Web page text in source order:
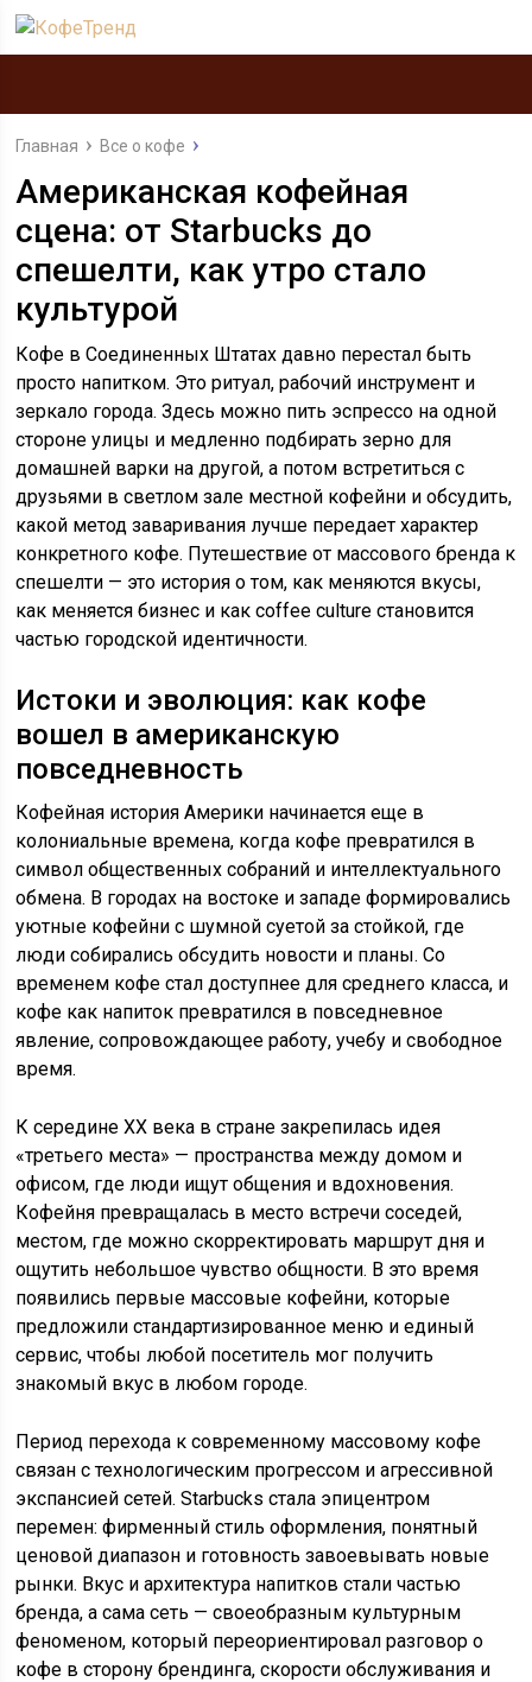
Главная Все о кофе
Американская кофейная
сцена: от Starbucks до
спешелти, как утро стало
культурой
Кофе в Соединенных Штатах давно перестал быть
просто напитком. Это ритуал, рабочий инструмент и
зеркало города. Здесь можно пить эспрессо на одной
стороне улицы и медленно подбирать зерно для
домашней варки на другой, а потом встретиться с
друзьями в светлом зале местной кофейни и обсудить,
какой метод заваривания лучше передает характер
конкретного кофе. Путешествие от массового бренда к
спешелти — это история о том, как меняются вкусы,
как меняется бизнес и как coffee culture становится
частью городской идентичности.
Истоки и эволюция: как кофе
вошел в американскую
повседневность
Кофейная история Америки начинается еще в
колониальные времена, когда кофе превратился в
символ общественных собраний и интеллектуального
обмена. В городах на востоке и западе формировались
уютные кофейни с шумной суетой за стойкой, где
люди собирались обсудить новости и планы. Со
временем кофе стал доступнее для среднего класса, и
кофе как напиток превратился в повседневное
явление, сопровождающее работу, учебу и свободное
время.
К середине XX века в стране закрепилась идея
«третьего места» — пространства между домом и
офисом, где люди ищут общения и вдохновения.
Кофейня превращалась в место встречи соседей,
местом, где можно скорректировать маршрут дня и
ощутить небольшое чувство общности. В это время
появились первые массовые кофейни, которые
предложили стандартизированное меню и единый
сервис, чтобы любой посетитель мог получить
знакомый вкус в любом городе.
Период перехода к современному массовому кофе
связан с технологическим прогрессом и агрессивной
экспансией сетей. Starbucks стала эпицентром
перемен: фирменный стиль оформления, понятный
ценовой диапазон и готовность завоевывать новые
рынки. Вкус и архитектура напитков стали частью
бренда, а сама сеть — своеобразным культурным
феноменом, который переориентировал разговор о
кофе в сторону брендинга, скорости обслуживания и